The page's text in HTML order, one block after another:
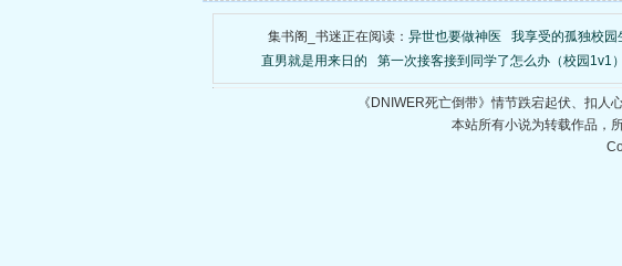
集书阁_书迷正在阅读： 异世也要做神医 我享受的孤独校园
直男就是用来日的
第一次接客接到同学了怎么办（校园1v1）
《DNIWER死亡倒带》情节跌宕起伏、扣人
本站所有小说为转载作品，